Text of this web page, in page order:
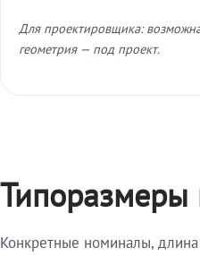
Для проектировщика:
геометрия — под проект.
Типоразмеры
Конкретные номиналы, длина